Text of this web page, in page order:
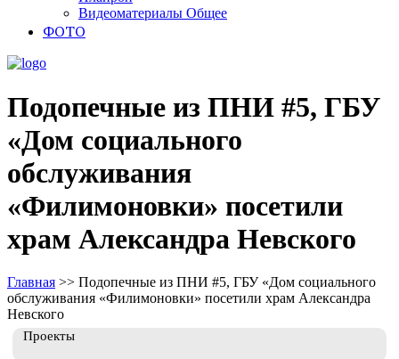
Видеоматериалы Общее
ФОТО
Подопечные из ПНИ #5, ГБУ
«Дом социального
обслуживания
«Филимоновки» посетили
храм Александра Невского
Главная >> Подопечные из ПНИ #5, ГБУ «Дом социального
обслуживания «Филимоновки» посетили храм Александра
Невского
Проекты